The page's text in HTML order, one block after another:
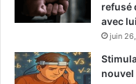
refusé
avec lui
juin